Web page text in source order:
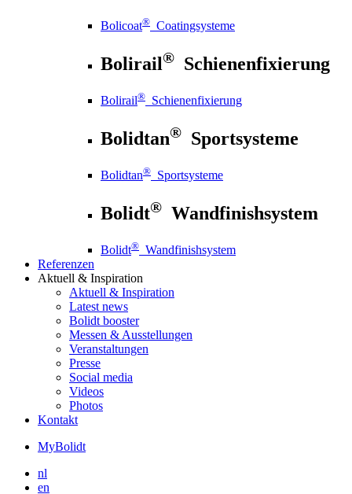
Bolicoat® Coatingsysteme
Bolirail® Schienenfixierung
Bolirail® Schienenfixierung
Bolidtan® Sportsysteme
Bolidtan® Sportsysteme
Bolidt® Wandfinishsystem
Bolidt® Wandfinishsystem
Referenzen
Aktuell & Inspiration
Aktuell & Inspiration
Latest news
Bolidt booster
Messen & Ausstellungen
Veranstaltungen
Presse
Social media
Videos
Photos
Kontakt
MyBolidt
nl
en